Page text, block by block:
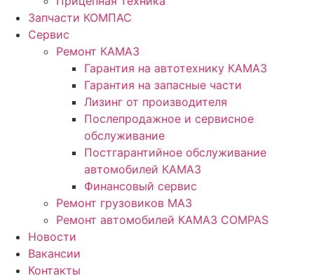
Запчасти КОМПАС
Сервис
Ремонт КАМАЗ
Гарантия на автотехнику КАМАЗ
Гарантия на запасные части
Лизинг от производителя
Послепродажное и сервисное
обслуживание
Постгарантийное обслуживание
автомобилей КАМАЗ
Финансовый сервис
Ремонт грузовиков МАЗ
Ремонт автомобилей КАМАЗ COMPAS
Новости
Вакансии
Контакты